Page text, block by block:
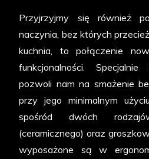
Przyjrzyjmy się również
naczynia, bez których
kuchnia, to połączenie
funkcjonalności.
pozwoli nam na smażenie
przy jego minimalnym
spośród dwóch
(ceramicznego) oraz
wyposażone są w